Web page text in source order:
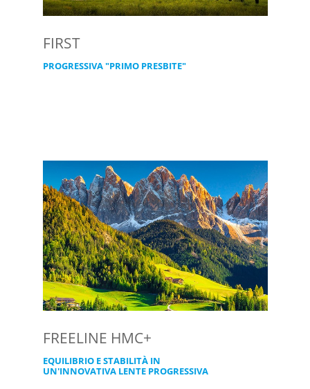
FIRST
PROGRESSIVA "PRIMO PRESBITE"
FREELINE HMC+
EQUILIBRIO E STABILITÀ IN
UN'INNOVATIVA LENTE PROGRESSIVA